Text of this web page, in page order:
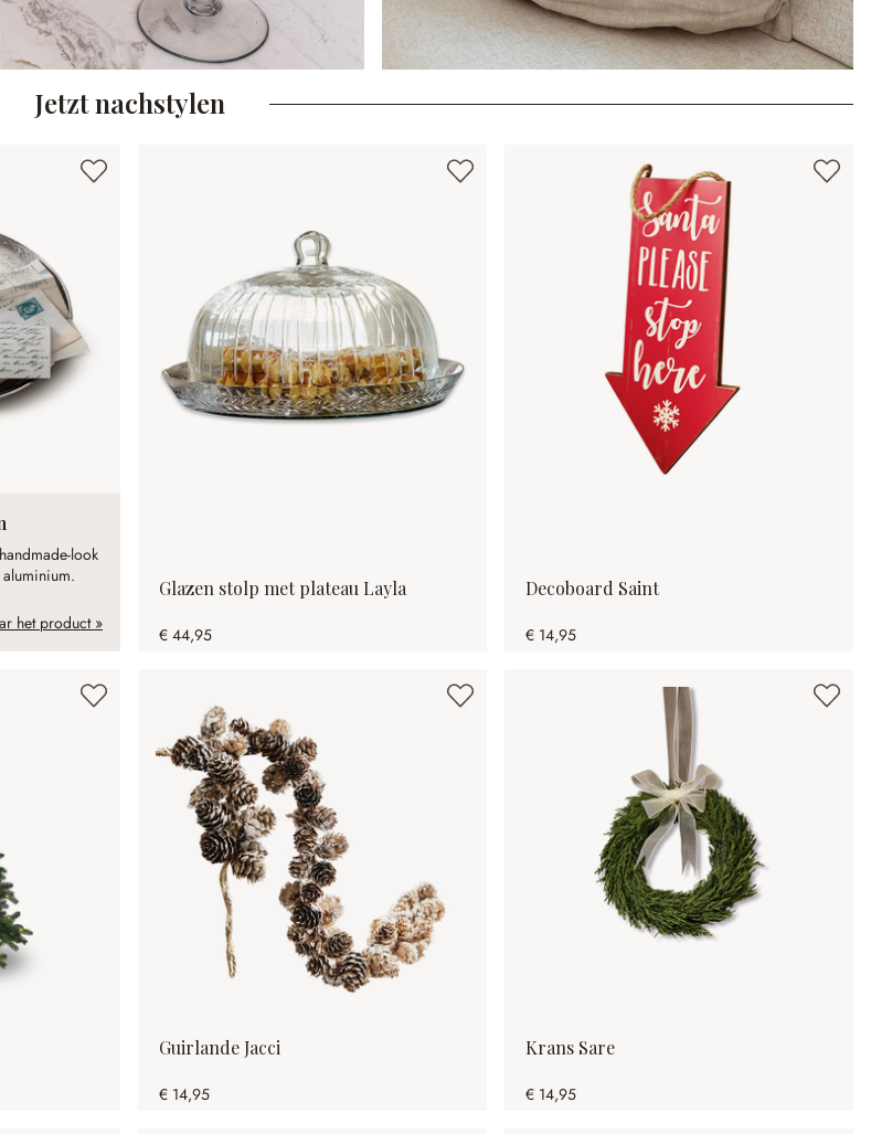
Jetzt nachstylen
look
het product »
Glazen stolp met plateau Layla
€ 44,95
Decoboard Saint
€ 14,95
Guirlande Jacci
€ 14,95
Krans Sare
€ 14,95